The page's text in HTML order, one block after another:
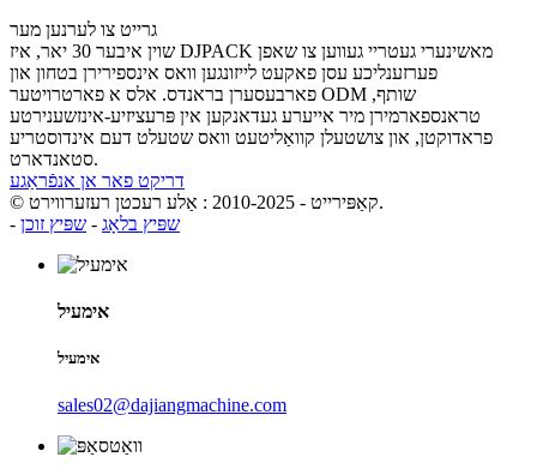
גרייט צו לערנען מער
שוין איבער 30 יאר, איז DJPACK מאשינערי געטריי געווען צו שאפן
פערזענליכע עסן פאקעט לייזונגען וואס אינספירירן בטחון און
פארבעסערן בראנדס. אלס א פארטרויטער ODM שותף,
טראנספארמירן מיר אייערע געדאנקען אין פּרעציזיע-אינזשענירטע
פראדוקטן, און צושטעלן קוואַליטעט וואס שטעלט דעם אינדוסטריע
סטאנדארט.
דריקט פאר אן אנפֿראַגע
© קאַפּירייט - 2010-2025 : אַלע רעכטן רעזערווירט.
-
שפּיץ בלאָג - שפּיץ זוכן
אימעיל
אימעיל
sales02@dajiangmachine.com